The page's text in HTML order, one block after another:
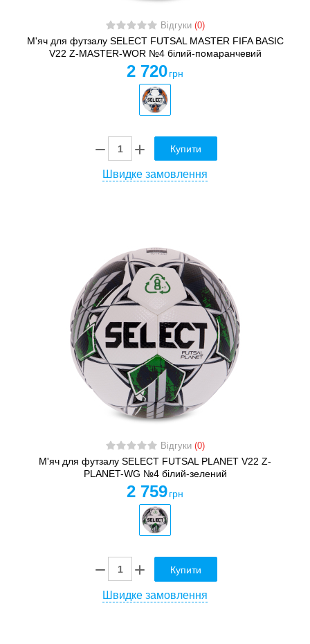
Відгуки (0)
М'яч для футзалу SELECT FUTSAL MASTER FIFA BASIC
V22 Z-MASTER-WOR №4 білий-помаранчевий
2 720 грн
Купити
Швидке замовлення
Відгуки (0)
М'яч для футзалу SELECT FUTSAL PLANET V22 Z-
PLANET-WG №4 білий-зелений
2 759 грн
Купити
Швидке замовлення